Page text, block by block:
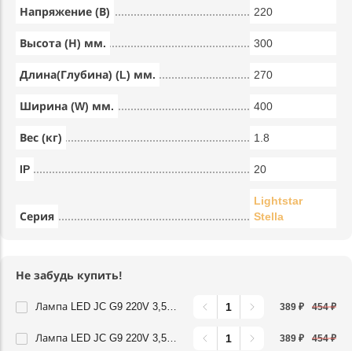
Напряжение (В) 220
Высота (Н) мм. 300
Длина(Глубина) (L) мм. 270
Ширина (W) мм. 400
Вес (кг) 1.8
IP 20
Серия
Lightstar
Stella
Не забудь купить!
Лампа LED JC G9 220V 3,5W 360G 3000K Lightstar 940422 389 ₽ 454 ₽
Лампа LED JC G9 220V 3,5W 360G 4000K Lightstar 940424 389 ₽ 454 ₽